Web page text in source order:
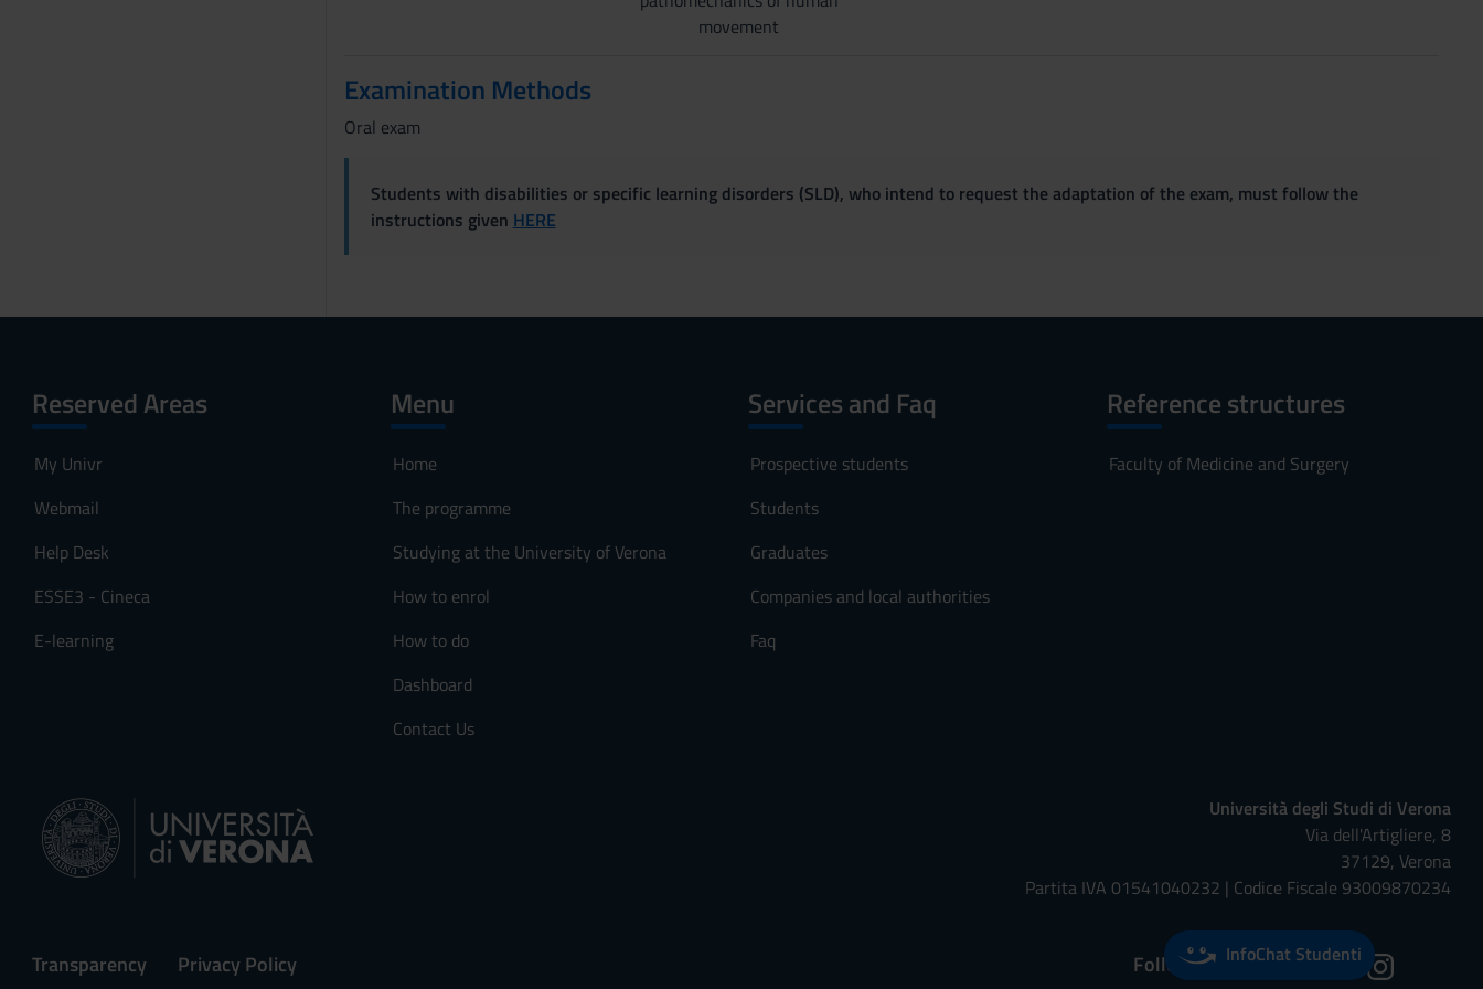
movement
Examination Methods
Oral exam
Students with disabilities or specific learning disorders (SLD), who intend to request the adaptation of the exam, must follow the
instructions given HERE
Reserved Areas
My Univr
Webmail
Help Desk
ESSE3 - Cineca
E-learning
Menu
Home
The programme
Studying at the University of Verona
How to enrol
How to do
Dashboard
Contact Us
Services and Faq
Prospective students
Students
Graduates
Companies and local authorities
Faq
Reference structures
Faculty of Medicine and Surgery
Università degli Studi di Verona
Via dell'Artigliere, 8
37129, Verona
Partita IVA 01541040232 | Codice Fiscale 93009870234
Transparency Privacy Policy Follow us on:InfoChat Studenti